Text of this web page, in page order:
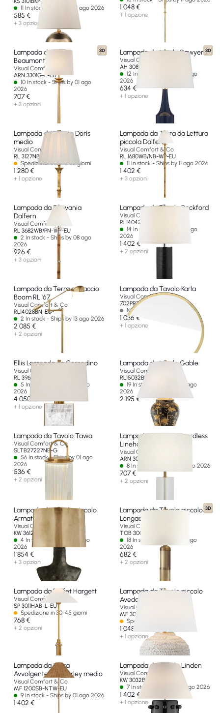
11 In stock - Ships by 01 ago 2026
585 €
+ 3 opzioni
1 048 €
+ 1 opzione
3D
Lampada da buffet
Beaumont medio
Visual Comfort & Co
ARN 3301G-L-EU
10 In stock - Ships by 01 ago
2026
707 €
+ 3 opzioni
3D
Lampada da tavolo Sawyer
Visual Comfort & Co
AH 3082MB-L-EU
12 In stock - Ships by 14 ago
2026
634 €
+ 1 opzione
Lampada da Tavolo Doris
medio
Visual Comfort & Co
RL 3127NB-SBP-EU
Spedizione in oltre 60 giorni
1 280 €
+ 1 opzione
Lampada da Terra da Lettura
piccola Dalfern
Visual Comfort & Co
RL 1680WB/NB-WP-EU
11 In stock - Ships by 11 ago 2026
1 402 €
+ 3 opzioni
Lampada da Scrivania
Dalfern
Visual Comfort & Co
RL 3682WB/PN-WP-EU
2 In stock - Ships by 08 ago
2026
926 €
+ 3 opzioni
Lampada da Tavolo Beckford
Visual Comfort & Co
RL14042BK-L-EU
14 In stock - Ships by 14 ago
2026
1 402 €
+ 2 opzioni
Lampada da Terra a Braccio
Boom RL '67
Visual Comfort & Co
RL14028BN-EU
2 In stock - Ships by 13 ago 2026
2 085 €
+ 2 opzioni
Lampada da Tavolo Karla
Visual Comfort & Co
702PRTKARNB-LED927
Non disponibile
1 036 €
+ 1 opzione
Ellis Lampada da Comodino
Visual Comfort & Co
RL 3965NB/Q-P-EU
5 In stock - Ships by 01 ago
2026
4 050 €
+ 1 opzione
Lampada da tavolo Gable
Visual Comfort & Co
RL15032BKP-EU
19 In stock - Ships by 01 ago
2026
2 195 €
Lampada da Tavolo Tawa
Visual Comfort & Co
SLTB27227NB-G
56 In stock - Ships by 01 ago
2026
536 €
+ 2 opzioni
Lampada accentata cordless
Lineham 16"
Visual Comfort & Co
ARN 3023CG/HAB-L-CL-EU
8 In stock - Ships by 14 ago 2026
707 €
+ 2 opzioni
Lampada da Tavolo piccolo
Armato
Visual Comfort & Co
KW 3612SBM-AB-EU
4 In stock - Ships by 10 ago
2026
1 854 €
+ 3 opzioni
3D
Lampada da Tavolo piccolo
Longacre
Visual Comfort & Co
TOB 3000HAB-L-EU
18 In stock - Ships by 10 ago
2026
682 €
+ 2 opzioni
Lampada da Buffet Hargett
Visual Comfort & Co
SP 3011HAB-L-EU
Spedizione in 30-45 giorni
768 €
+ 2 opzioni
Lampada da Tavolo piccolo
Avedon
Visual Comfort & Co
MF 3000PWR-L-EU
Spedizione in 14-30 giorni
1 048 €
+ 1 opzione
Lampada da Terra
Avvolgente Wimberley medio
Visual Comfort & Co
MF 1200SB-NTW-EU
9 In stock - Ships by 01 ago 2026
1 402 €
Lampada da Tavolo Linden
Visual Comfort & Co
KW 3032BLK-L-EU
7 In stock - Ships by 13 ago 2026
1 402 €
+ 1 opzione